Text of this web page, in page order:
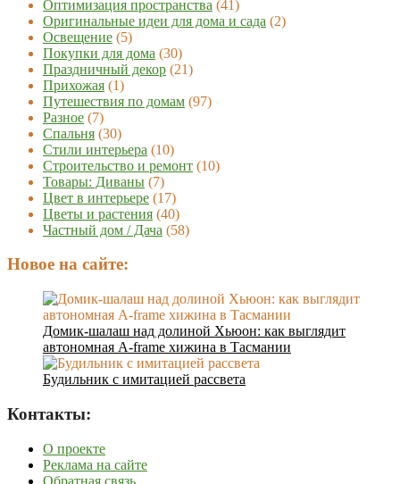
Оптимизация пространства (41)
Оригинальные идеи для дома и сада (2)
Освещение (5)
Покупки для дома (30)
Праздничный декор (21)
Прихожая (1)
Путешествия по домам (97)
Разное (7)
Спальня (30)
Стили интерьера (10)
Строительство и ремонт (10)
Товары: Диваны (7)
Цвет в интерьере (17)
Цветы и растения (40)
Частный дом / Дача (58)
Новое на сайте:
Домик-шалаш над долиной Хьюон: как выглядит
автономная A-frame хижина в Тасмании
Будильник с имитацией рассвета
Контакты:
О проекте
Реклама на сайте
Обратная связь